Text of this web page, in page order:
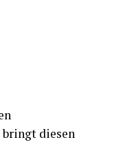
bringt diesen